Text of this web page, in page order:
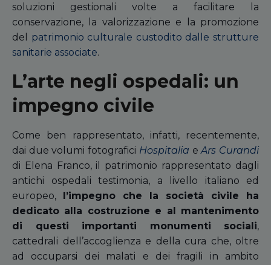
soluzioni gestionali volte a facilitare la
conservazione, la valorizzazione e la promozione
del patrimonio culturale custodito dalle strutture
sanitarie associate.
L’arte negli ospedali: un
impegno civile
Come ben rappresentato, infatti, recentemente,
dai due volumi fotografici Hospitalia eArs Curandi
di Elena Franco, il patrimonio rappresentato dagli
antichi ospedali testimonia, a livello italiano ed
europeo, l’impegno che la società civile ha
dedicato alla costruzione e al mantenimento
di questi importanti monumenti sociali,
cattedrali dell’accoglienza e della cura che, oltre
ad occuparsi dei malati e dei fragili in ambito